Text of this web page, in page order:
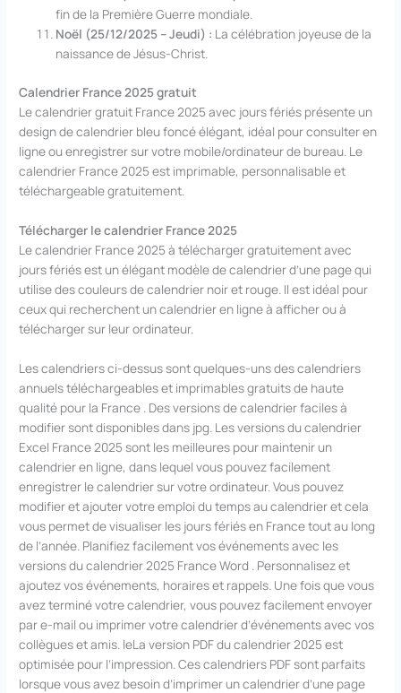
fin de la Première Guerre mondiale.
Noël (25/12/2025 – Jeudi) : La célébration joyeuse de la
naissance de Jésus-Christ.
Calendrier France 2025 gratuit
Le calendrier gratuit France 2025 avec jours fériés présente un
design de calendrier bleu foncé élégant, idéal pour consulter en
ligne ou enregistrer sur votre mobile/ordinateur de bureau. Le
calendrier France 2025 est imprimable, personnalisable et
téléchargeable gratuitement.
Télécharger le calendrier France 2025
Le calendrier France 2025 à télécharger gratuitement avec
jours fériés est un élégant modèle de calendrier d’une page qui
utilise des couleurs de calendrier noir et rouge. Il est idéal pour
ceux qui recherchent un calendrier en ligne à afficher ou à
télécharger sur leur ordinateur.
Les calendriers ci-dessus sont quelques-uns des calendriers
annuels téléchargeables et imprimables gratuits de haute
qualité pour la France . Des versions de calendrier faciles à
modifier sont disponibles dans jpg. Les versions du calendrier
Excel France 2025 sont les meilleures pour maintenir un
calendrier en ligne, dans lequel vous pouvez facilement
enregistrer le calendrier sur votre ordinateur. Vous pouvez
modifier et ajouter votre emploi du temps au calendrier et cela
vous permet de visualiser les jours fériés en France tout au long
de l’année. Planifiez facilement vos événements avec les
versions du calendrier 2025 France Word . Personnalisez et
ajoutez vos événements, horaires et rappels. Une fois que vous
avez terminé votre calendrier, vous pouvez facilement envoyer
par e-mail ou imprimer votre calendrier d’événements avec vos
collègues et amis. leLa version PDF du calendrier 2025 est
optimisée pour l’impression. Ces calendriers PDF sont parfaits
lorsque vous avez besoin d’imprimer un calendrier d’une page